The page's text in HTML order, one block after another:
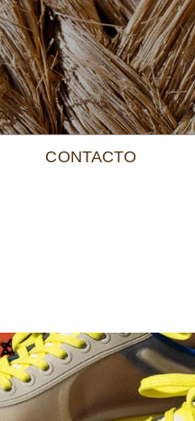
CONTACTO